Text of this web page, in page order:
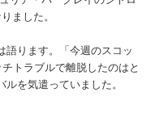
ました。
語ります。「今週のスコッ
トラブルで離脱したのはと
を気遣っていました。